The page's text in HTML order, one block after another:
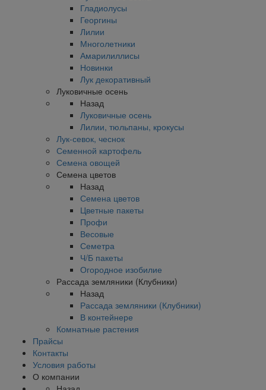
Гладиолусы
Георгины
Лилии
Многолетники
Амарилиллисы
Новинки
Лук декоративный
Луковичные осень
Назад
Луковичные осень
Лилии, тюльпаны, крокусы
Лук-севок, чеснок
Семенной картофель
Семена овощей
Семена цветов
Назад
Семена цветов
Цветные пакеты
Профи
Весовые
Семетра
Ч/Б пакеты
Огородное изобилие
Рассада земляники (Клубники)
Назад
Рассада земляники (Клубники)
В контейнере
Комнатные растения
Прайсы
Контакты
Условия работы
О компании